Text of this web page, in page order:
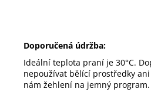
Doporučená údržba:
Ideální teplota praní je 30°C.
nepoužívat bělící prostředky
nám žehlení na jemný program.